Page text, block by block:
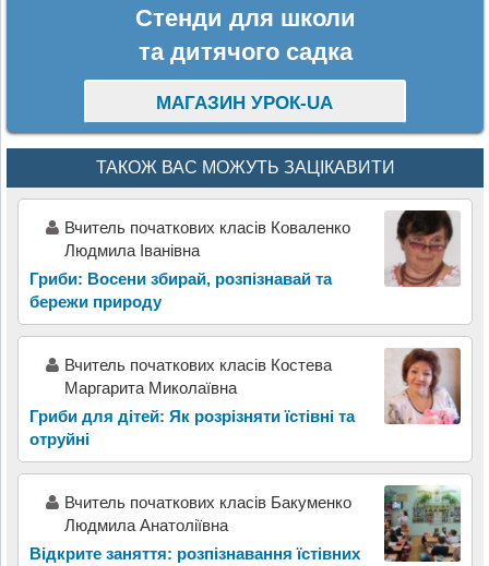
Стенди для школи
та дитячого садка
МАГАЗИН УРОК-UA
ТАКОЖ ВАС МОЖУТЬ ЗАЦІКАВИТИ
Вчитель початкових класів Коваленко
Людмила Іванівна
Гриби: Восени збирай, розпізнавай та
бережи природу
Вчитель початкових класів Костева
Маргарита Миколаївна
Гриби для дітей: Як розрізняти їстівні та
отруйні
Вчитель початкових класів Бакуменко
Людмила Анатоліївна
Відкрите заняття: розпізнавання їстівних